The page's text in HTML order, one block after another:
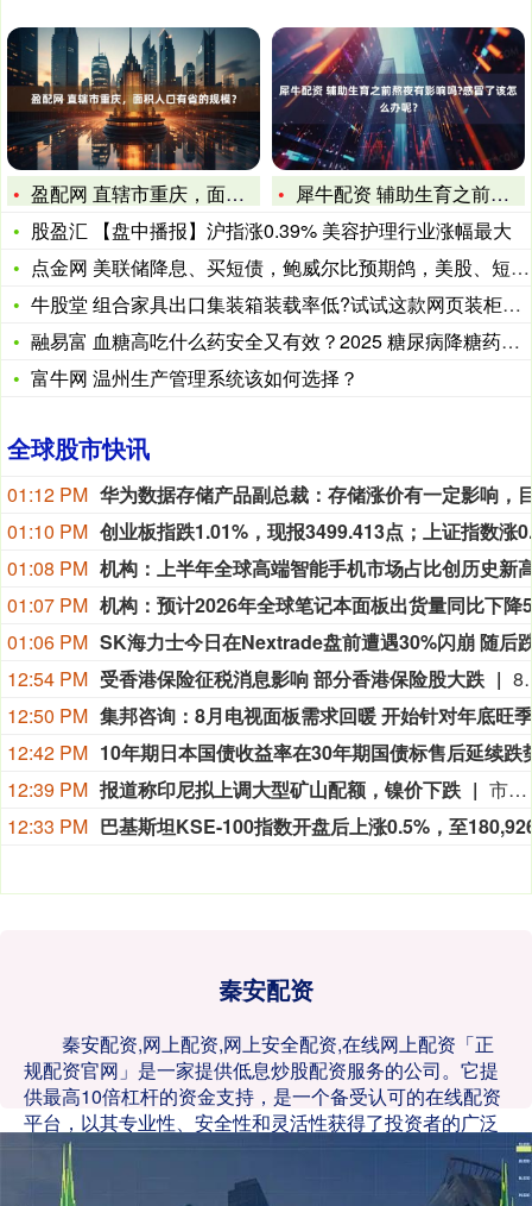
盈配网 直辖市重庆，面积人口有省的规模？
犀牛配资 辅助生育之前熬夜有影响吗?感冒了该怎么办呢？
股盈汇 【盘中播报】沪指涨0.39% 美容护理行业涨幅最大
点金网 美联储降息、买短债，鲍威尔比预期鸽，美股、短期美债、
牛股堂 组合家具出口集装箱装载率低?试试这款网页装柜软件？
融易富 血糖高吃什么药安全又有效？2025 糖尿病降糖药十大
富牛网 温州生产管理系统该如何选择？
全球股市快讯
01:12 PM
01:10 PM
01:08 PM
01:07 PM
01:06 PM
12:54 PM 受香港保险征税消息影响 部分香港保险股大跌
8月6日上午，友邦保险、保诚等香港保险股集体下跌。消息面上，8月5日有媒体报道，个别港险投保
12:50 PM
12:42 PM
12:39 PM 报道称印尼拟上调大型矿山配额，镍价下跌
市场再度传言印尼将为国内一座大型矿山授予更高的镍矿生产配额，或增加市场供应，镍价跌至 7 月中旬以来最低水平。伦敦市场镍价最大跌幅达 2.1%，报每吨 16750 美元。上海有色网称，该矿企下半年将获得数千万吨的额外矿石配额，但并未指明具体矿商。印尼能源与矿产资源部发言人未立刻回应置评请求。印尼是全球头号镍生产国，镍用于不锈钢及电池领域，该国产量约占全球总产量 60%，其供应政策变动会左右市场供需格局。媒体 6 月曾报道，印尼政府准备在今年晚些时候大幅提高镍产量。截至发稿，伦敦金属交易所镍期货下跌 1.7%，报每吨 16825 美元。年内迄今价格基本持平。
12:33 PM
秦安配资
秦安配资,网上配资,网上安全配资,在线网上配资「正
规配资官网」是一家提供低息炒股配资服务的公司。它提
供最高10倍杠杆的资金支持，是一个备受认可的在线配资
平台，以其专业性、安全性和灵活性获得了投资者的广泛
信任和赞誉。